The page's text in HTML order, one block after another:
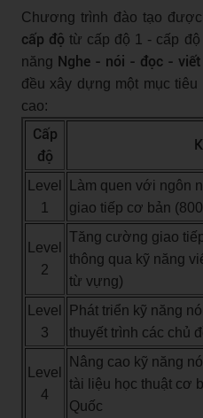
Chương trình đào tạo
cấp độ từ cấp độ 1 - cấp
năng Nghe - nói - đọc - viết
đều xây dựng một mục
cao:
Cấp
độ
Level
1
Làm quen với ngôn
giao tiếp cơ bản
Level
2
Tăng cường giao
thông qua kỹ năng
từ vựng)
Level
3
Phát triển kỹ năng
thuyết trình các chủ
Level
4
Nâng cao kỹ năng
tài liệu học thuật cơ
Quốc